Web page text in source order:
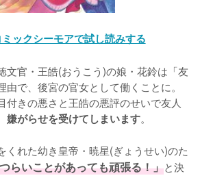
ックシーモアで試し読みする
文官・王皓(おうこう)の娘・花鈴は「友
で、後宮の官女として働くことに。
付きの悪さと王皓の悪評のせいで友人
嫌がらせを受けてしまいます。
くれた幼き皇帝・暁星(ぎょうせい)のた
らいことがあっても頑張る！」と決